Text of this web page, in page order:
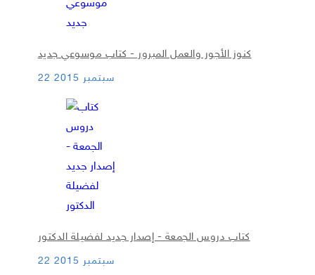
كنوز الأجور والعمل المبرور - كتاب موسوعي جديد
22 سبتمبر 2015
كتاب دروس الجمعة - إصدار جديد لفضيلة الدكتور
22 سبتمبر 2015